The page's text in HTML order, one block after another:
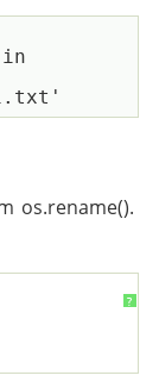
os.rename().
?